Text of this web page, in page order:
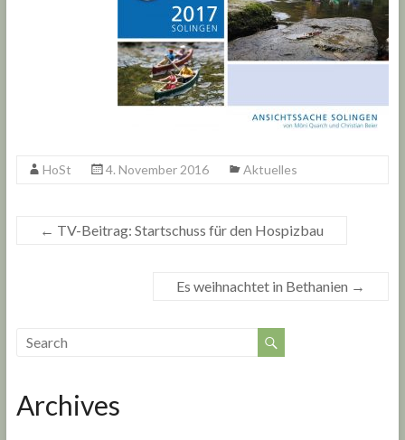
HoSt 4. November 2016 Aktuelles
← TV-Beitrag: Startschuss für den Hospizbau
Es weihnachtet in Bethanien →
Archives